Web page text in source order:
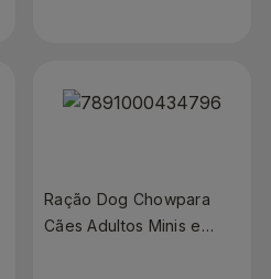
Ração Dog Chowpara
Cães Adultos Minis e